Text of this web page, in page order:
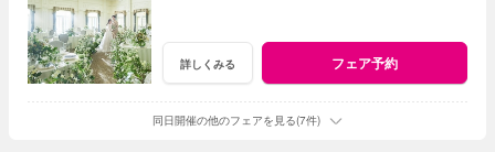
詳しくみる フェア予約
同日開催の他のフェアを見る(7件)